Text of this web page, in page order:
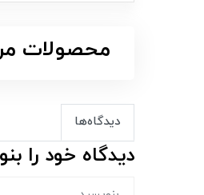
محصولات
دیدگاه‌ها
دیدگاه خود را